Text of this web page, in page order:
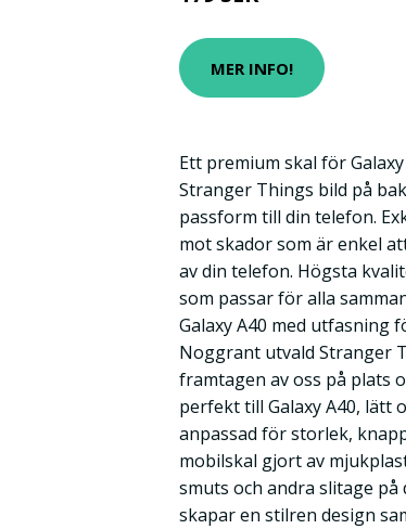
MER INFO!
Ett premium skal för
Stranger Things bild på
passform till din telefon.
mot skador som är enkel
av din telefon. Högsta
som passar för alla
Galaxy A40 med utfasning
Noggrant utvald Stranger
framtagen av oss på plats
perfekt till Galaxy A40, lätt
anpassad för storlek,
mobilskal gjort av
smuts och andra slitage
skapar en stilren design